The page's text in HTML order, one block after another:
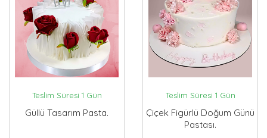
Teslim Süresi 1 Gün
Güllü Tasarım Pasta.
Teslim Süresi 1 Gün
Çiçek Figürlü Doğum Günü
Pastası.